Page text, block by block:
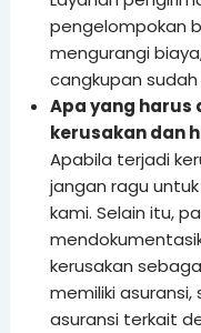
pengelompokan
mengurangi
cangkupan sudah
Apa yang
kerusakan dan
Apabila terjadi
jangan ragu
kami. Selain itu,
kerusakan
memiliki
asuransi terkait